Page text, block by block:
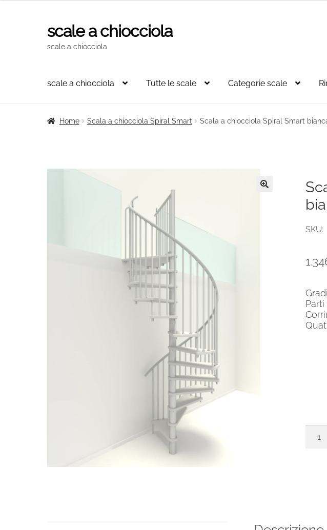
Vai
alla
Vai
al
scale a chiocciola
scale a chiocciola
scale a chiocciola Tutte le scale Categorie scale
Home Scala a chiocciola Spiral Smart Scala a chiocciola Spiral Smart
SKU: